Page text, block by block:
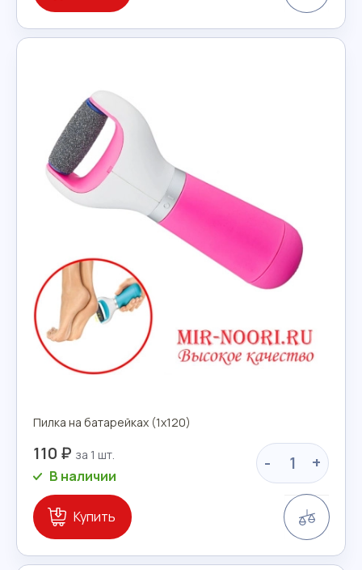
Пилка на батарейках (1х120)
110 ₽ - +
В наличии
Купить